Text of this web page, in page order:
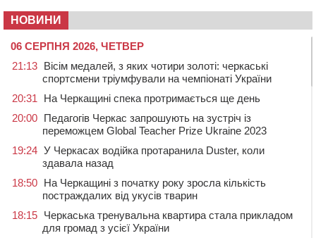
НОВИНИ
06 СЕРПНЯ 2026, ЧЕТВЕР
21:13 Вісім медалей, з яких чотири золоті: черкаські
спортсмени тріумфували на чемпіонаті України
20:31
На Черкащині спека протримається ще день
20:00 Педагогів Черкас запрошують на зустріч із
переможцем Global Teacher Prize Ukraine 2023
19:24 У Черкасах водійка протаранила Duster, коли
здавала назад
18:50 На Черкащині з початку року зросла кількість
постраждалих від укусів тварин
18:15 Черкаська тренувальна квартира стала прикладом
для громад з усієї України